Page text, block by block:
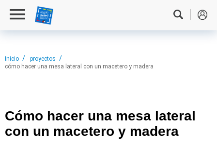
Inicio
proyectos
cómo hacer una mesa lateral con un macetero y madera
Cómo hacer una mesa lateral
con un macetero y madera